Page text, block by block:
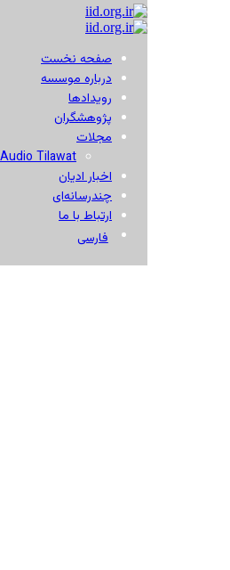
صفحه نخست
درباره موسسه
رویدادها
پژوهشگران
مجلات
Audio Tilawat
اخبار ادیان
چندرسانه‌ای
ارتباط با ما
فارسی